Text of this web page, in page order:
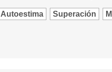
Autoestima Superación